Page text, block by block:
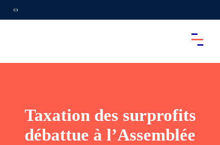
Taxation des surprofits
débattue à l’Assemblée